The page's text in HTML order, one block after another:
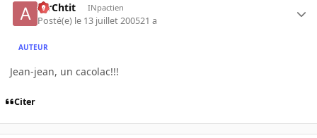
AirChtit INpactien
Posté(e) le 13 juillet 200521 a
AUTEUR
Jean-jean, un cacolac!!!
Citer